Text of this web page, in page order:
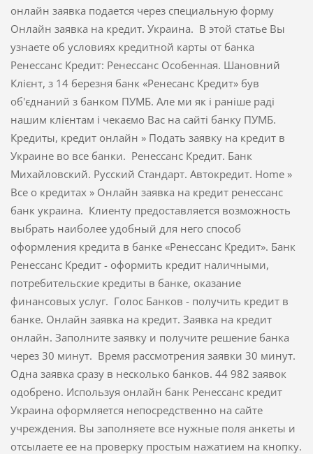
онлайн заявка подается через специальную форму
Онлайн заявка на кредит. Украина. В этой статье Вы
узнаете об условиях кредитной карты от банка
Ренессанс Кредит: Ренессанс Особенная. Шановний
Клієнт, з 14 березня банк «Ренесанс Кредит» був
об'єднаний з банком ПУМБ. Але ми як і раніше раді
нашим клієнтам і чекаємо Вас на сайті банку ПУМБ.
Кредиты, кредит онлайн » Подать заявку на кредит в
Украине во все банки. Ренесcанс Кредит. Банк
Михайловский. Русский Стандарт. Автокредит. Home »
Все о кредитах » Онлайн заявка на кредит ренессанс
банк украина. Клиенту предоставляется возможность
выбрать наиболее удобный для него способ
оформления кредита в банке «Ренессанс Кредит». Банк
Ренессанс Кредит - оформить кредит наличными,
потребительские кредиты в банке, оказание
финансовых услуг. Голос Банков - получить кредит в
банке. Онлайн заявка на кредит. Заявка на кредит
онлайн. Заполните заявку и получите решение банка
через 30 минут. Время рассмотрения заявки 30 минут.
Одна заявка сразу в несколько банков. 44 982 заявок
одобрено. Используя онлайн банк Ренессанс кредит
Украина оформляется непосредственно на сайте
учреждения. Вы заполняете все нужные поля анкеты и
отсылаете ее на проверку простым нажатием на кнопку.